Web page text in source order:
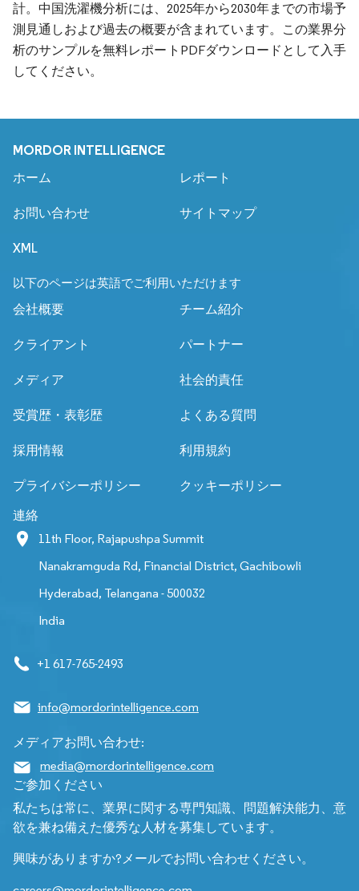
計。中国洗濯機分析には、2025年から2030年までの市場予
測見通しおよび過去の概要が含まれています。この業界分
析のサンプルを無料レポートPDFダウンロードとして入手
してください。
MORDOR INTELLIGENCE
ホーム レポート
お問い合わせ サイトマップ
XML
以下のページは英語でご利用いただけます
会社概要
チーム紹介
クライアント パートナー
メディア 社会的責任
受賞歴・表彰歴 よくある質問
採用情報 利用規約
プライバシーポリシー クッキーポリシー
連絡
11th Floor, Rajapushpa Summit
Nanakramguda Rd, Financial District, Gachibowli
Hyderabad, Telangana - 500032
India
+1 617-765-2493
info@mordorintelligence.com
メディアお問い合わせ:
media@mordorintelligence.com
ご参加ください
私たちは常に、業界に関する専門知識、問題解決能力、意
欲を兼ね備えた優秀な人材を募集しています。
興味がありますか?メールでお問い合わせください。